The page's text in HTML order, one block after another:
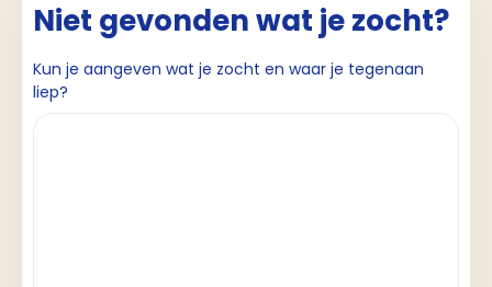
Niet gevonden wat je zocht?
Kun je aangeven wat je zocht en waar je tegenaan
liep?